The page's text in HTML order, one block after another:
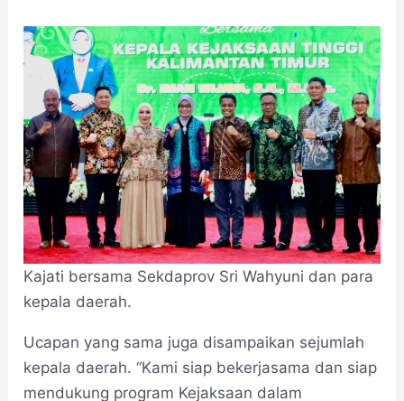
Kajati bersama Sekdaprov Sri Wahyuni dan para
kepala daerah.
Ucapan yang sama juga disampaikan sejumlah
kepala daerah. “Kami siap bekerjasama dan siap
mendukung program Kejaksaan dalam